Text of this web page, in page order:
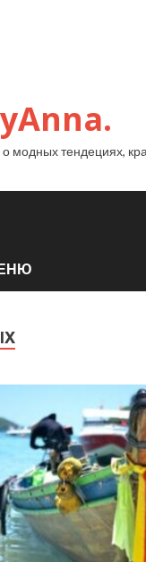
модных тендециях,